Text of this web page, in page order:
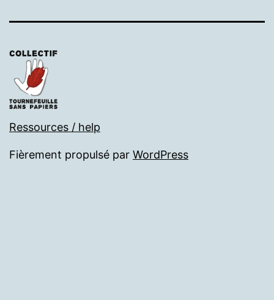
Ressources / help
Fièrement propulsé par WordPress